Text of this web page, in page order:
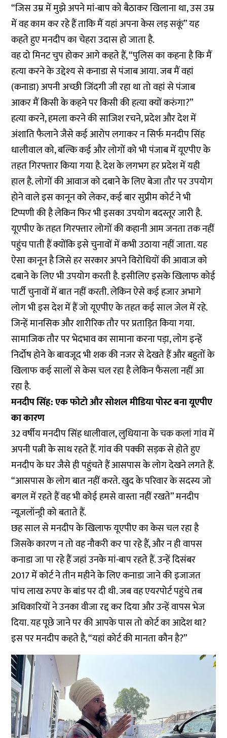
“जिस उम्र में मुझे अपने मां-बाप को बैठाकर खिलाना था, उस उम्र
में वह काम कर रहे हैं ताकि मैं यहां अपना केस लड़ सकूं” यह
कहते हुए मनदीप का चेहरा उदास हो जाता है.
वह दो मिनट चुप होकर आगे कहते हैं, “पुलिस का कहना है कि मैं
हत्या करने के उद्देश्य से कनाडा से पंजाब आया. जब मैं वहां
(कनाडा) अपनी अच्छी जिंदगी जी रहा था तो वहां से पंजाब
आकर मैं किसी के कहने पर किसी की हत्या क्यों करुंगा?”
हत्या करने, हमला करने की साजिश रचने, प्रदेश और देश में
अंशाति फैलाने जैसे कई आरोप लगाकर न सिर्फ मनदीप सिंह
धालीवाल को, बल्कि कई और लोगों को भी पंजाब में यूएपीए के
तहत गिरफ्तार किया गया है. देश के लगभग हर प्रदेश में यही
हाल है. लोगों की आवाज को दबाने के लिए बेजा तौर पर उपयोग
होने वाले इस कानून को लेकर, कई बार सुप्रीम कोर्ट ने भी
टिप्पणी की है लेकिन फिर भी इसका उपयोग बदस्तूर जारी है.
यूएपीए के तहत गिरफ्तार लोगों की कहानी आम जनता तक नहीं
पहुंच पाती हैं क्योंकि इसे चुनावों में कभी उठाया नहीं जाता. यह
ऐसा कानून है जिसे हर सरकार अपने विरोधियों की आवाज को
दबाने के लिए भी उपयोग करती है. इसीलिए इसके खिलाफ कोई
पार्टी चुनावों में बात नहीं करती. लेकिन ऐसे कई हजार अभागे
लोग भी इस देश में हैं जो यूएपीए के तहत कई साल जेल में रहे.
जिन्हें मानसिक और शारीरिक तौर पर प्रताड़ित किया गया.
सामाजिक तौर पर भेदभाव का सामाना करना पड़ा, लोग इन्हें
निर्दोष होने के बावजूद भी शक की नजर से देखते हैं और बहुतों के
खिलाफ कई सालों से केस चल रहा है लेकिन फैसला नहीं आ
रहा है.
मनदीप सिंह: एक फोटो और सोशल मीडिया पोस्ट बना यूएपीए
का कारण
32 वर्षीय मनदीप सिंह धालीवाल, लुधियाना के चक कलां गांव में
अपनी पत्नी के साथ रहते हैं. गांव की पक्की सड़क से होते हुए
मनदीप के घर जैसे ही पहुंचते हैं आसपास के लोग देखने लगते हैं.
“आसपास के लोग बात नहीं करते. खुद के परिवार के सदस्य जो
बगल में रहते हैं वह भी कोई हमसे वास्ता नहीं रखते” मनदीप
न्यूज़लॉन्ड्री को बताते हैं.
छह साल से मनदीप के खिलाफ यूएपीए का केस चल रहा है
जिसके कारण न तो वह नौकरी कर पा रहे हैं, और न ही वापस
कनाडा जा पा रहे हैं जहां उनके मां-बाप रहते हैं. उन्हें दिसंबर
2017 में कोर्ट ने तीन महीने के लिए कनाडा जाने की इजाजत
पांच लाख रुपए के बांड पर दी थी. जब वह एयरपोर्ट पहुंचे तब
अधिकारियों ने उनका वीजा रद्द कर दिया और उन्हें वापस भेज
दिया. यह पूछे जाने पर की आपके पास तो कोर्ट का आदेश था?
इस पर मनदीप कहते है, “यहां कोर्ट की मानता कौन है?”